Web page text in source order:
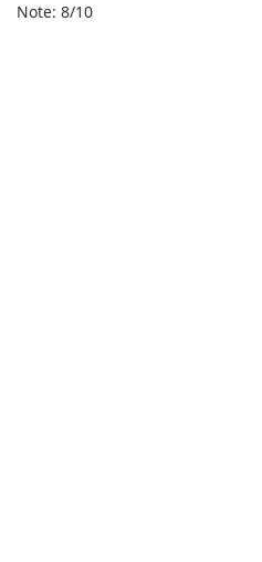
Note: 8/10